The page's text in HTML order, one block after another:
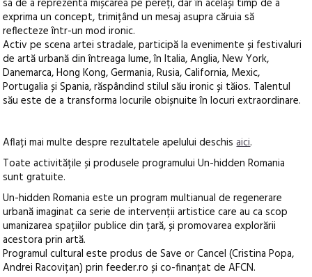
sa de a reprezenta mișcarea pe pereți, dar în același timp de a
exprima un concept, trimițând un mesaj asupra căruia să
reflecteze într-un mod ironic.
Activ pe scena artei stradale, participă la evenimente și festivaluri
de artă urbană din întreaga lume, în Italia, Anglia, New York,
Danemarca, Hong Kong, Germania, Rusia, California, Mexic,
Portugalia și Spania, răspândind stilul său ironic și tăios. Talentul
său este de a transforma locurile obișnuite în locuri extraordinare.
Aflați mai multe despre rezultatele apelului deschisaici.
Toate activitățile și produsele programului Un-hidden Romania
sunt gratuite.
Un-hidden Romania este un program multianual de regenerare
urbană imaginat ca serie de intervenții artistice care au ca scop
umanizarea spațiilor publice din țară, și promovarea explorării
acestora prin artă.
Programul cultural este produs de Save or Cancel (Cristina Popa,
Andrei Racovițan) prin feeder.ro și co-finanțat de AFCN.